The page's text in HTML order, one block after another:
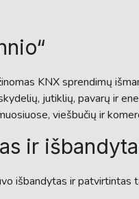
KNX sprendimų
jutiklių, pavarų ir
viešbučių ir
ir
išbandytas ir patvirtintas